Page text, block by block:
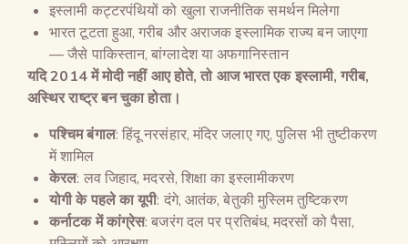
इस्लामी कट्टरपंथियों को खुला राजनीतिक समर्थन मिलेगा
भारत टूटता हुआ, गरीब और अराजक इस्लामिक राज्य बन जाएगा
— जैसे पाकिस्तान, बांग्लादेश या अफगानिस्तान
यदि2014में मोदी नहीं आए होते,तो आज भारत एक इस्लामी,गरीब,
अस्थिर राष्ट्र बन चुका होता।
पश्चिम बंगाल: हिंदू नरसंहार, मंदिर जलाए गए, पुलिस भी तुष्टीकरण
में शामिल
केरल: लव जिहाद, मदरसे, शिक्षा का इस्लामीकरण
योगी के पहले का यूपी: दंगे, आतंक, बेतुकी मुस्लिम तुष्टिकरण
कर्नाटक में कांग्रेस: बजरंग दल पर प्रतिबंध, मदरसों को पैसा,